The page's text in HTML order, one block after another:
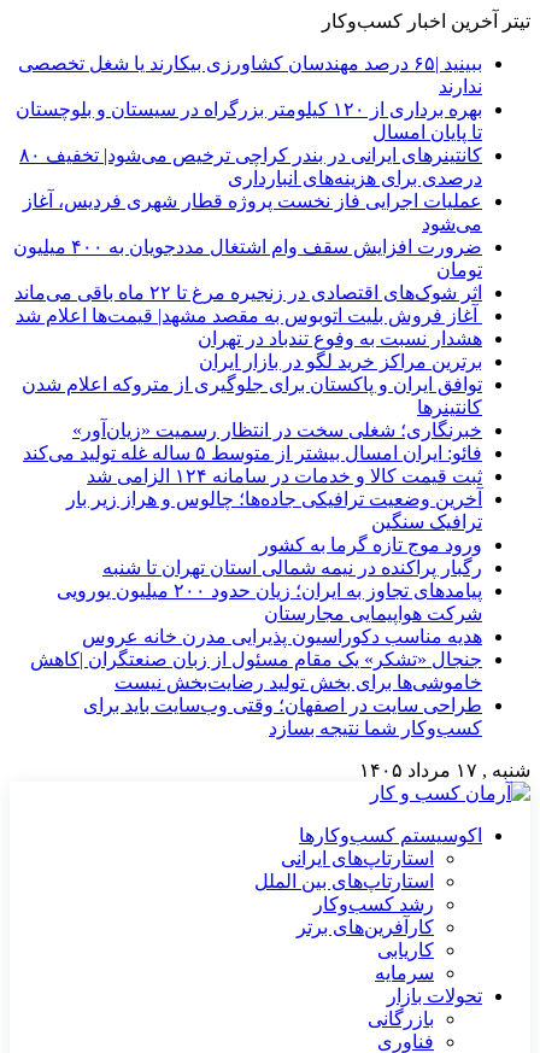
تیتر آخرین اخبار کسب‌وکار
ببینید |۶۵ درصد مهندسان کشاورزی بیکارند یا شغل تخصصی
ندارند
بهره برداری از ۱۲۰ کیلومتر بزرگراه در سیستان و بلوچستان
تا پایان امسال
کانتینرهای ایرانی در بندر کراچی ترخیص می‌شود| تخفیف ۸۰
درصدی برای هزینه‌های انبارداری
عملیات اجرایی فاز نخست پروژه قطار شهری فردیس، آغاز
می‌شود
ضرورت افزایش سقف وام اشتغال مددجویان به ۴۰۰ میلیون
تومان
اثر شوک‌های اقتصادی در زنجیره مرغ تا ۲۲ ماه باقی می‌ماند
آغاز فروش بلیت اتوبوس به مقصد مشهد| قیمت‌ها اعلام شد
هشدار نسبت به وفوع تندباد در تهران
برترین مراکز خرید لگو در بازار ایران
توافق ایران و پاکستان برای جلوگیری از متروکه اعلام شدن
کانتینرها
خبرنگاری؛ شغلی سخت در انتظار رسمیت «زیان‌آور»
فائو: ایران امسال بیشتر از متوسط ۵ ساله غله تولید می‌کند
ثبت قیمت کالا و خدمات در سامانه ۱۲۴ الزامی شد
آخرین وضعیت ترافیکی جاده‌ها؛ چالوس و هراز زیر بار
ترافیک سنگین
ورود موج تازه گرما به کشور
رگبار پراکنده در نیمه شمالی استان تهران تا شنبه
پیامدهای تجاوز به ایران؛ زیان حدود ۲۰۰ میلیون یورویی
شرکت هواپیمایی مجارستان
هدیه مناسب دکوراسیون پذیرایی مدرن خانه عروس
جنجال «تشکر» یک مقام مسئول از زبان صنعتگران |کاهش
خاموشی‌ها برای بخش تولید رضایت‌بخش نیست
طراحی سایت در اصفهان؛ وقتی وب‌سایت باید برای
کسب‌وکار شما نتیجه بسازد
شنبه , ۱۷ مرداد ۱۴۰۵
اکوسیستم کسب‌وکارها
استارتاپ‌های ایرانی
استارتاپ‌های بین الملل
رشد کسب‌وکار
کارآفرین‌های برتر
کاریابی
سرمایه
تحولات بازار
بازرگانی
فناوری